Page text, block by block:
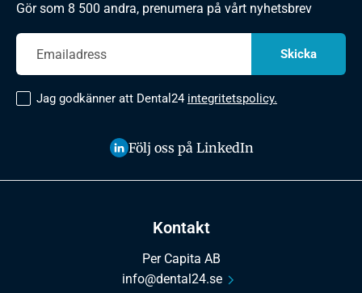
Kontakt
Per Capita AB
info@dental24.se
Gör som 8 500 andra, prenumera på vårt nyhetsbrev
Jag godkänner att Dental24 integritetspolicy.
Följ oss på LinkedIn